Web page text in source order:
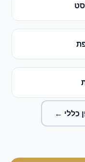
כללי ←